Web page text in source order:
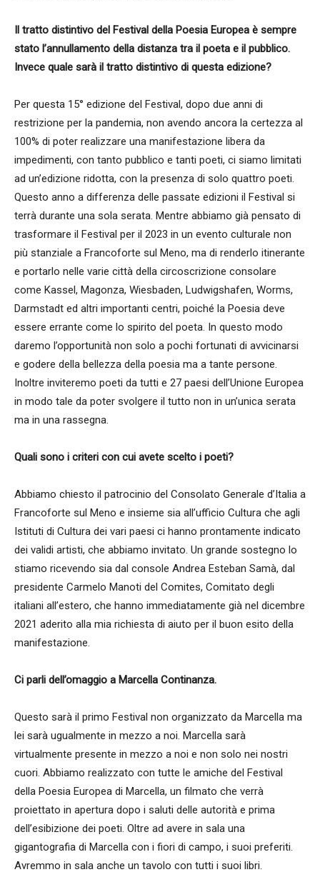
Il tratto distintivo del Festival della Poesia Europea è sempre
stato l’annullamento della distanza tra il poeta e il pubblico.
Invece quale sarà il tratto distintivo di questa edizione?
Per questa 15° edizione del Festival, dopo due anni di
restrizione per la pandemia, non avendo ancora la certezza al
100% di poter realizzare una manifestazione libera da
impedimenti, con tanto pubblico e tanti poeti, ci siamo limitati
ad un’edizione ridotta, con la presenza di solo quattro poeti.
Questo anno a differenza delle passate edizioni il Festival si
terrà durante una sola serata. Mentre abbiamo già pensato di
trasformare il Festival per il 2023 in un evento culturale non
più stanziale a Francoforte sul Meno, ma di renderlo itinerante
e portarlo nelle varie città della circoscrizione consolare
come Kassel, Magonza, Wiesbaden, Ludwigshafen, Worms,
Darmstadt ed altri importanti centri, poiché la Poesia deve
essere errante come lo spirito del poeta. In questo modo
daremo l’opportunità non solo a pochi fortunati di avvicinarsi
e godere della bellezza della poesia ma a tante persone.
Inoltre inviteremo poeti da tutti e 27 paesi dell’Unione Europea
in modo tale da poter svolgere il tutto non in un’unica serata
ma in una rassegna.
Quali sono i criteri con cui avete scelto i poeti?
Abbiamo chiesto il patrocinio del Consolato Generale d’Italia a
Francoforte sul Meno e insieme sia all’ufficio Cultura che agli
Istituti di Cultura dei vari paesi ci hanno prontamente indicato
dei validi artisti, che abbiamo invitato. Un grande sostegno lo
stiamo ricevendo sia dal console Andrea Esteban Samà, dal
presidente Carmelo Manoti del Comites, Comitato degli
italiani all’estero, che hanno immediatamente già nel dicembre
2021 aderito alla mia richiesta di aiuto per il buon esito della
manifestazione.
Ci parli dell’omaggio a Marcella Continanza.
Questo sarà il primo Festival non organizzato da Marcella ma
lei sarà ugualmente in mezzo a noi. Marcella sarà
virtualmente presente in mezzo a noi e non solo nei nostri
cuori. Abbiamo realizzato con tutte le amiche del Festival
della Poesia Europea di Marcella, un filmato che verrà
proiettato in apertura dopo i saluti delle autorità e prima
dell’esibizione dei poeti. Oltre ad avere in sala una
gigantografia di Marcella con i fiori di campo, i suoi preferiti.
Avremmo in sala anche un tavolo con tutti i suoi libri.